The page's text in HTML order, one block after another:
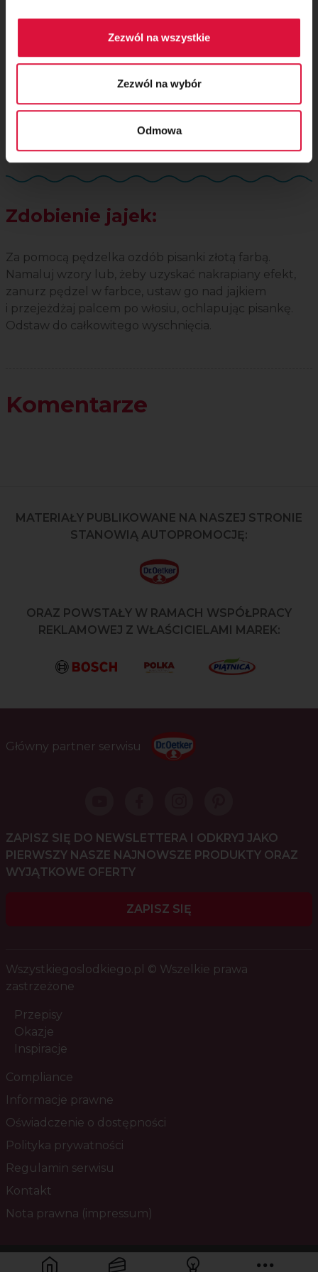
Zezwól na wszystkie
Zezwól na wybór
Odmowa
Zdobienie jajek:
Za pomocą pędzelka ozdób pisanki złotą farbą.
Namaluj wzory lub, żeby uzyskać nakrapiany efekt,
zanurz pędzel w farbce, ustaw go nad jajkiem
i przejeżdżaj palcem po włosiu, ochlapując pisankę.
Odstaw do całkowitego wyschnięcia.
Komentarze
MATERIAŁY PUBLIKOWANE NA NASZEJ STRONIE
STANOWIĄ AUTOPROMOCJĘ:
ORAZ POWSTAŁY W RAMACH WSPÓŁPRACY
REKLAMOWEJ Z WŁAŚCICIELAMI MAREK:
Główny partner serwisu
ZAPISZ SIĘ DO NEWSLETTERA I ODKRYJ JAKO
PIERWSZY NASZE NAJNOWSZE PRODUKTY ORAZ
WYJĄTKOWE OFERTY
ZAPISZ SIĘ
Wszystkiegoslodkiego.pl © Wszelkie prawa
zastrzeżone
Przepisy
Okazje
Inspiracje
Compliance
Informacje prawne
Oświadczenie o dostępności
Polityka prywatności
Regulamin serwisu
Kontakt
Nota prawna (impressum)
Masz pytania? Skontaktuj się z nami!